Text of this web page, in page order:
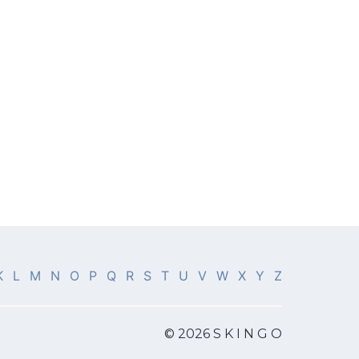
L M N O P Q R S T U V W X Y Z
© 2026 S K I N G O